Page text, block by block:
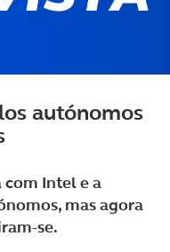
autónomos
com Intel e a
mas agora
se.